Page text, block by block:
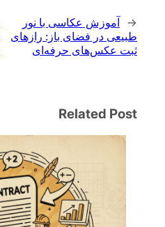
← آموزش عکاسی با نور
طبیعی در فضای باز: رازهای
ثبت عکس‌های حرفه‌ای
Related Post